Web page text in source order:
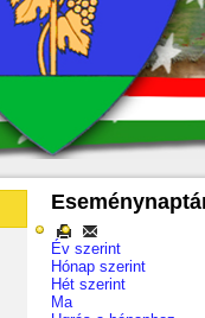
Év szerint
Hónap szerint
Hét szerint
Ma